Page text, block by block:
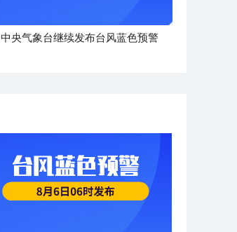
中央气象台继续发布台风蓝色预警